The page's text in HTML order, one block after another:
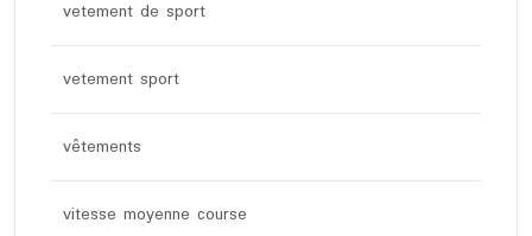
vetement de sport
vetement sport
vêtements
vitesse moyenne course